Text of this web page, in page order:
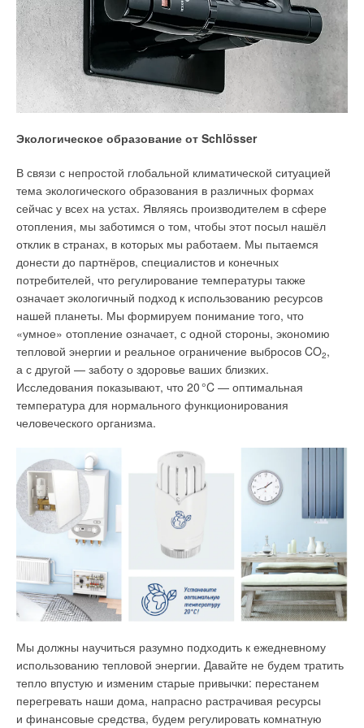
Экологическое образование от Schlösser
В связи с непростой глобальной климатической ситуацией
тема экологического образования в различных формах
сейчас у всех на устах. Являясь производителем в сфере
отопления, мы заботимся о том, чтобы этот посыл нашёл
отклик в странах, в которых мы работаем. Мы пытаемся
донести до партнёров, специалистов и конечных
потребителей, что регулирование температуры также
означает экологичный подход к использованию ресурсов
нашей планеты. Мы формируем понимание того, что
«умное» отопление означает, с одной стороны, экономию
тепловой энергии и реальное ограничение выбросов CO2,
а с другой — заботу о здоровье ваших близких.
Исследования показывают, что 20°C — оптимальная
температура для нормального функционирования
человеческого организма.
Мы должны научиться разумно подходить к ежедневному
использованию тепловой энергии. Давайте не будем тратить
тепло впустую и изменим старые привычки: перестанем
перегревать наши дома, напрасно растрачивая ресурсы
и финансовые средства, будем регулировать комнатную
Текст комментария
Среди проектировщиков бытует практика считать фанкойлы
по явной, а не полной производительности. В принципе
результат получается тот же, необходимо принимать
в проекте фанкойлы на два или три типоразмера больше,
чем производительность, указанная в каталоге.
Дело в разнице температур между теплообменивающимися
Чем эта разница меньше, тем меньше количество тепловой
энергии, переданной через теплообменник. Температура
кипения хладагента во внутреннем блоке VRF составляет
+5°C, а средняя температура хладоносителя в фанкойле
равна +10°C, следовательно, изначально потенциал для
теплопередачи в системах VRF выше.
Вывод №1. Реальная производительность внутренних
блоков VRF и фанкойлов значительно ниже, чем указано
в каталоге и зависит от расчётной температуры воздуха
в помещении. Потери при +24°C составят для внутреннего
блока VRF 14%, для фанкойла в тех же условиях — 3
Фактическая производительность наружных блоков
VRF и чиллеров
Рассмотрим теперь, от чего зависит фактическая
производительность источников холода, то есть наружных
блоков VRF и чиллеров. Для систем VRF фактическая
производительность наружного блока зависит главным
образом от длины трубопроводов между наружным блоком
и самым удалённым внутренним. Зная эту длину, можно по
графику в сервисных или технических каталогах узнать
величину потерь производительности в реальных условиях
(рис. 3).